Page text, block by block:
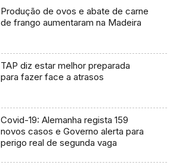
Produção de ovos e abate de carne
de frango aumentaram na Madeira
TAP diz estar melhor preparada
para fazer face a atrasos
Covid-19: Alemanha regista 159
novos casos e Governo alerta para
perigo real de segunda vaga